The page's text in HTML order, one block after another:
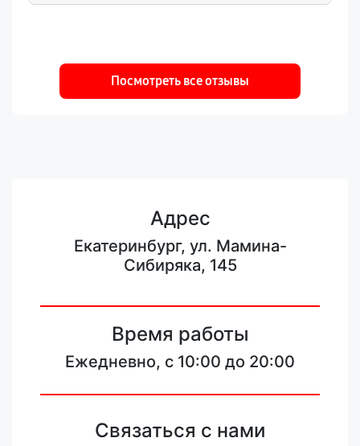
Посмотреть все отзывы
Адрес
Екатеринбург, ул. Мамина-
Сибиряка, 145
Время работы
Ежедневно, с 10:00 до 20:00
Связаться с нами